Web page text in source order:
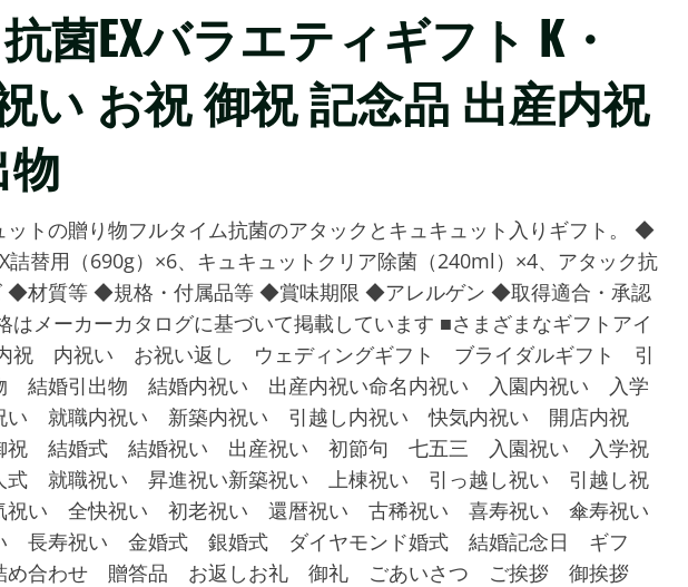
菌EXバラエティギフト K・
い お祝 御祝 記念品 出産内祝
トの贈り物フルタイム抗菌のアタックとキュキュット入りギフト。 ◆
詰替用（690g）×6、キュキュットクリア除菌（240ml）×4、アタック抗
◆材質等 ◆規格・付属品等 ◆賞味期限 ◆アレルゲン ◆取得適合・承認
はメーカーカタログに基づいて掲載しています ■さまざまなギフトアイ
内祝 内祝い お祝い返し ウェディングギフト ブライダルギフト 引
結婚引出物 結婚内祝い 出産内祝い命名内祝い 入園内祝い 入学
い 就職内祝い 新築内祝い 引越し内祝い 快気内祝い 開店内祝
結婚式 結婚祝い 出産祝い 初節句 七五三 入園祝い 入学祝
就職祝い 昇進祝い新築祝い 上棟祝い 引っ越し祝い 引越し祝
い 全快祝い 初老祝い 還暦祝い 古稀祝い 喜寿祝い 傘寿祝い
長寿祝い 金婚式 銀婚式 ダイヤモンド婚式 結婚記念日 ギフ
合わせ 贈答品 お返しお礼 御礼 ごあいさつ ご挨拶 御挨拶